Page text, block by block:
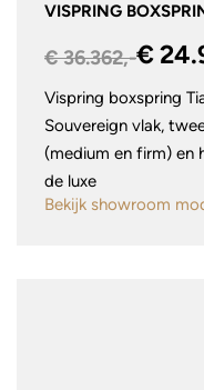
VISPRING
€ 36.362,-€
Vispring boxspring
Souvereign vlak,
(medium en firm) en
de luxe
Bekijk showroom